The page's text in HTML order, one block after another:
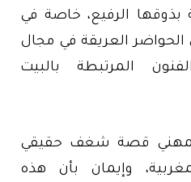
بذوقها الرفيع، خاصة في
العريقة في مجال
المرتبطة بالبيت
المهني قصة شغف حقيقي
وإيمان بأن هذه